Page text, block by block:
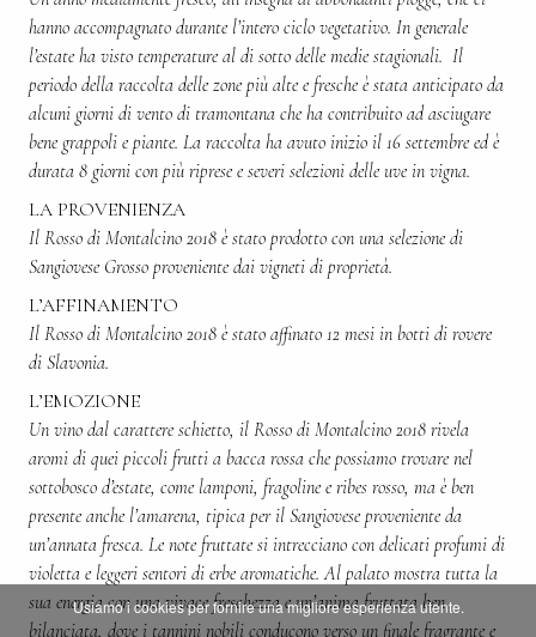
hanno accompagnato durante l’intero ciclo vegetativo. In generale
l’estate ha visto temperature al di sotto delle medie stagionali. Il
periodo della raccolta delle zone più alte e fresche è stata anticipato da
alcuni giorni di vento di tramontana che ha contribuito ad asciugare
bene grappoli e piante. La raccolta ha avuto inizio il 16 settembre ed è
durata 8 giorni con più riprese e severi selezioni delle uve in vigna.
LA PROVENIENZA
Il Rosso di Montalcino 2018 è stato prodotto con una selezione di
Sangiovese Grosso proveniente dai vigneti di proprietà.
L’AFFINAMENTO
Il Rosso di Montalcino 2018 è stato affinato 12 mesi in botti di rovere
di Slavonia.
L’EMOZIONE
Un vino dal carattere schietto, il Rosso di Montalcino 2018 rivela
aromi di quei piccoli frutti a bacca rossa che possiamo trovare nel
sottobosco d’estate, come lamponi, fragoline e ribes rosso, ma è ben
presente anche l’amarena, tipica per il Sangiovese proveniente da
un’annata fresca. Le note fruttate si intrecciano con delicati profumi di
violetta e leggeri sentori di erbe aromatiche. Al palato mostra tutta la
sua energia con una vivace freschezza e un’anima fruttata ben
bilanciata, dove i tannini nobili conducono verso un finale fragrante e
Usiamo i cookies per fornire una migliore esperienza utente.